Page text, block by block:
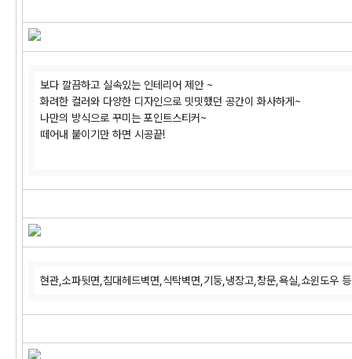
보다 깔끔하고 실속있는 인테리어 제안 ~
화려한 컬러와 다양한 디자인으로 밋밋했던 공간이 화사하게~
나만의 방식으로 꾸미는 포인트스티커~
떼어내 붙이기만 하면 시공끝!
현관,소파뒷면,침대헤드벽면,식탁벽면,기둥,냉장고,창문,욕실,쇼윈도우 등